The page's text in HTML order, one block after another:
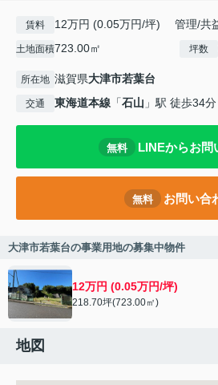
賃料 12万円 (0.05万円/坪) 管理/共
土地面積723.00㎡ 坪数
所在地 滋賀県大津市若葉台
交通 東海道本線 「石山 」駅 徒歩34分
無料 LINEからお問
無料 お問い合
大津市若葉台の事業用地の募集中物件
12万円 (0.05万円/坪)
218.70坪(723.00㎡)
地図